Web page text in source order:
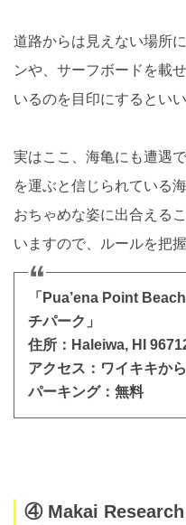
道路からは見えない場所
ンや、サーフボードを載
いるのを目印にするとい
実はここ、海亀にも遭遇
を運ぶと信じられている
おちゃめな姿に出合える
いますので、ルールを把
「Pua’ena Point
チパーク」
住所：Haleiwa, HI
アクセス：ワイキキか
パーキング：無料
④ Makai Research